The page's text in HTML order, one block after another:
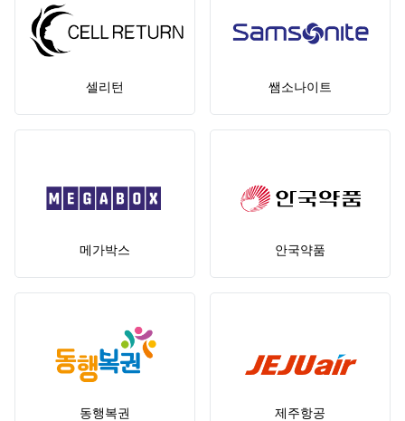
셀리턴 쌤소나이트
메가박스 안국약품
동행복권 제주항공